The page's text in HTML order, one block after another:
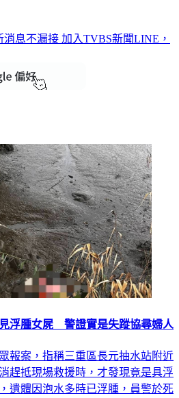
消息不漏接 加入TVBS新聞LINE，
浮腫女屍 警證實是失蹤協尋婦人
報案，指稱三重區長元抽水站附近
趕抵現場救援時，才發現竟是具浮
遺體因泡水多時已浮腫，員警於死